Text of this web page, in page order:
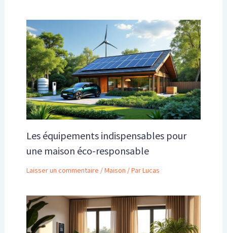
Les équipements indispensables pour
une maison éco-responsable
Laisser un commentaire /Maison / ParLucas